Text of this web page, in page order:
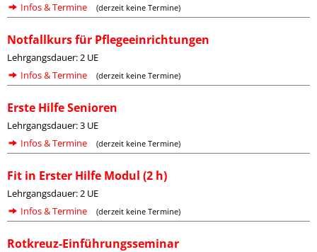
Infos & Termine
(derzeit keine Termine)
Notfallkurs für Pflegeeinrichtungen
Lehrgangsdauer: 2 UE
Infos & Termine
(derzeit keine Termine)
Erste Hilfe Senioren
Lehrgangsdauer: 3 UE
Infos & Termine
(derzeit keine Termine)
Fit in Erster Hilfe Modul (2 h)
Lehrgangsdauer: 2 UE
Infos & Termine
(derzeit keine Termine)
Rotkreuz-Einführungsseminar